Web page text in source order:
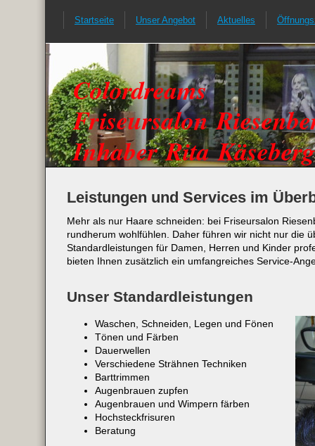
Startseite Unser Angebot Aktuelles
Colordreams
Friseursalon
Inhaber Rita Käseberg
Leistungen und Services im
Mehr als nur Haare schneiden: bei Friseursalon
rundherum wohlfühlen. Daher führen wir nicht nur die
Standardleistungen für Damen, Herren und Kinder
bieten Ihnen zusätzlich ein umfangreiches Service-
Unser Standardleistungen
Waschen, Schneiden, Legen und Fönen
Tönen und Färben
Dauerwellen
Verschiedene Strähnen Techniken
Barttrimmen
Augenbrauen zupfen
Augenbrauen und Wimpern färben
Hochsteckfrisuren
Beratung